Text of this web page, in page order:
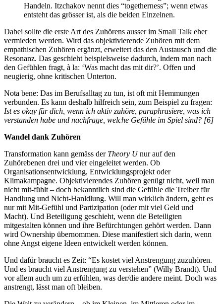
Handeln. Itzchakov nennt dies “togetherness”; wenn etwas
entsteht das grösser ist, als die beiden Einzelnen.
Dabei sollte die erste Art des Zuhörens ausser im Small Talk eher
vermieden werden. Wird das objektivierende Zuhören mit dem
empathischen Zuhören ergänzt, erweitert das den Austausch und die
Resonanz. Das geschieht beispielsweise dadurch, indem man nach
den Gefühlen fragt, à la: ‘Was macht das mit dir?’. Offen und
neugierig, ohne kritischen Unterton.
Nota bene: Das im Berufsalltag zu tun, ist oft mit Hemmungen
verbunden. Es kann deshalb hilfreich sein, zum Beispiel zu fragen:
Ist es okay für dich, wenn ich aktiv zuhöre, paraphrasiere, was ich
verstanden habe und nachfrage, welche Gefühle im Spiel sind? [6]
Wandel dank Zuhören
Transformation kann gemäss der Theory Unur auf den
Zuhörebenen drei und vier eingeleitet werden. Ob
Organisationsentwicklung, Entwicklungsprojekt oder
Klimakampagne. Objektivierendes Zuhören genügt nicht, weil man
nicht mit-fühlt – doch bekanntlich sind die Gefühle die Treiber für
Handlung und Nicht-Hanldlung. Will man wirklich ändern, geht es
nur mit Mit-Gefühl und Partizipation (oder mit viel Geld und
Macht). Und Beteiligung geschieht, wenn die Beteiligten
mitgestalten können und ihre Befürchtungen gehört werden. Dann
wird Ownership übernommen. Diese manifestiert sich darin, wenn
ohne Angst eigene Ideen entwickelt werden können.
Und dafür braucht es Zeit: “Es kostet viel Anstrengung zuzuhören.
Und es braucht viel Anstrengung zu verstehen” (Willy Brandt). Und
vor allem auch um zu erfühlen, was der/die andere meint. Doch was
anstrengt, lässt man oft bleiben.